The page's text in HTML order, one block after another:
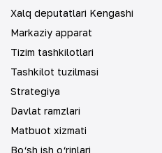
Xalq deputatlari Kengashi
Markaziy apparat
Tizim tashkilotlari
Tashkilot tuzilmasi
Strategiya
Davlat ramzlari
Matbuot xizmati
Bo‘sh ish o‘rinlari